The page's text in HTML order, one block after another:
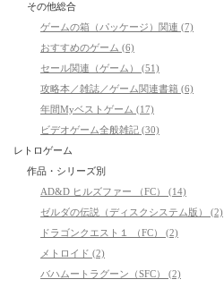
その他総合
ゲームの箱（パッケージ）関連 (7)
おすすめのゲーム (6)
セール関連（ゲーム） (51)
攻略本／雑誌／ゲーム関連書籍 (6)
年間Myベストゲーム (17)
ビデオゲーム全般雑記 (30)
レトロゲーム
作品・シリーズ別
AD&D ヒルズファー （FC） (14)
ゼルダの伝説（ディスクシステム版） (2)
ドラゴンクエスト１ （FC） (2)
メトロイド (2)
バハムートラグーン（SFC） (2)